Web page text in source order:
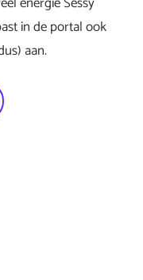
in de portal ook
aan.